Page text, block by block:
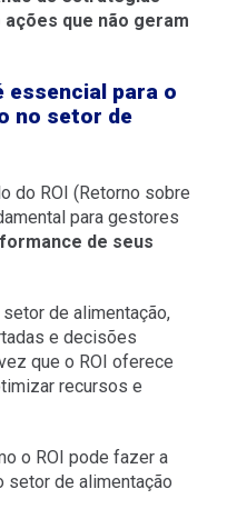
que não geram
essencial para o
no setor de
do ROI (Retorno sobre
para gestores
de seus
de alimentação,
e decisões
que o ROI oferece
recursos e
o ROI pode fazer a
setor de alimentação